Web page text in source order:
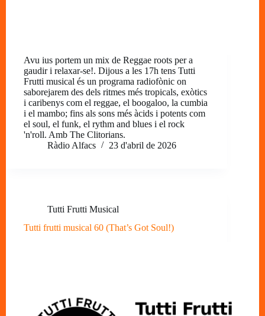
Avu ius portem un mix de Reggae roots per a
gaudir i relaxar-se!. Dijous a les 17h tens Tutti
Frutti musical és un programa radiofònic on
saborejarem des dels ritmes més tropicals, exòtics
i caribenys com el reggae, el boogaloo, la cumbia
i el mambo; fins als sons més àcids i potents com
el soul, el funk, el rythm and blues i el rock
'n'roll. Amb The Clitorians.
Ràdio Alfacs
23 d'abril de 2026
Tutti Frutti Musical
Tutti frutti musical 60 (That’s Got Soul!)